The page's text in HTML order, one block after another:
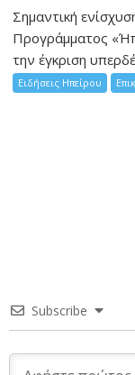
Σημαντική
Προγράμματος
την έγκριση
Ειδήσεις Ηπείρου
Subscribe